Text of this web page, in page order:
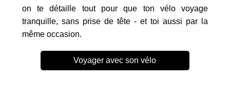
on te détaille tout pour que ton vélo voyage
tranquille, sans prise de tête - et toi aussi par la
même occasion.
Voyager avec son vélo